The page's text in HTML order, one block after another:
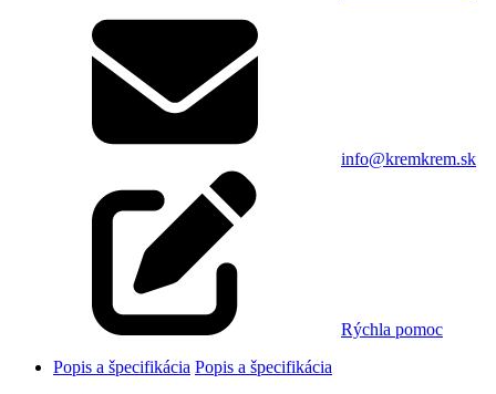
info@kremkrem.sk
Rýchla pomoc
Popis a špecifikácia Popis a špecifikácia